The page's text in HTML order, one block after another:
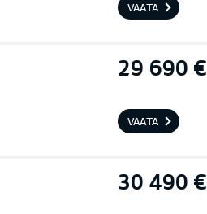
VAATA
29 690 €
VAATA
30 490 €